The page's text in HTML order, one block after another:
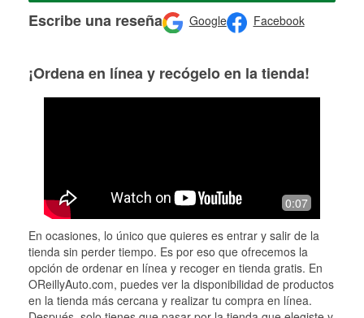
Escribe una reseña Google Facebook
¡Ordena en línea y recógelo en la tienda!
0:07
En ocasiones, lo único que quieres es entrar y salir de la
tienda sin perder tiempo. Es por eso que ofrecemos la
opción de ordenar en línea y recoger en tienda gratis. En
OReillyAuto.com, puedes ver la disponibilidad de productos
en la tienda más cercana y realizar tu compra en línea.